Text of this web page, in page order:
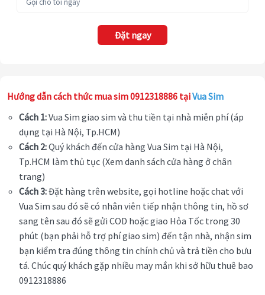
Đặt ngay
Hướng dẫn cách thức mua sim 0912318886 tạiVua Sim
Cách 1:Vua Sim giao sim và thu tiền tại nhà miễn phí (áp
dụng tại Hà Nội, Tp.HCM)
Cách 2:Quý khách đến cửa hàng Vua Sim tại Hà Nội,
Tp.HCM làm thủ tục (Xem danh sách cửa hàng ở chân
trang)
Cách 3:Đặt hàng trên website, gọi hotline hoặc chat với
Vua Sim sau đó sẽ có nhân viên tiếp nhận thông tin, hồ sơ
sang tên sau đó sẽ gửi COD hoặc giao Hỏa Tốc trong 30
phút (bạn phải hỗ trợ phí giao sim) đến tận nhà, nhận sim
bạn kiểm tra đúng thông tin chính chủ và trả tiền cho bưu
tá. Chúc quý khách gặp nhiều may mắn khi sở hữu thuê bao
0912318886